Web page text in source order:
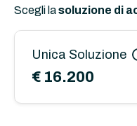
Scegli lasoluzione di
Unica Soluzione
€ 16.200